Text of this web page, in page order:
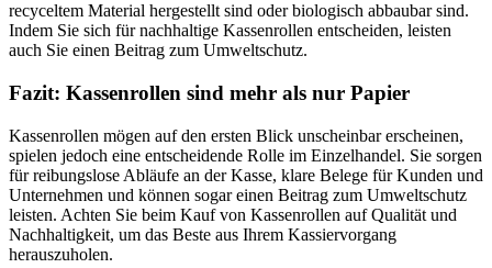
recyceltem Material hergestellt sind oder biologisch abbaubar sind.
Indem Sie sich für nachhaltige Kassenrollen entscheiden, leisten
auch Sie einen Beitrag zum Umweltschutz.
Fazit: Kassenrollen sind mehr als nur Papier
Kassenrollen mögen auf den ersten Blick unscheinbar erscheinen,
spielen jedoch eine entscheidende Rolle im Einzelhandel. Sie sorgen
für reibungslose Abläufe an der Kasse, klare Belege für Kunden und
Unternehmen und können sogar einen Beitrag zum Umweltschutz
leisten. Achten Sie beim Kauf von Kassenrollen auf Qualität und
Nachhaltigkeit, um das Beste aus Ihrem Kassiervorgang
herauszuholen.